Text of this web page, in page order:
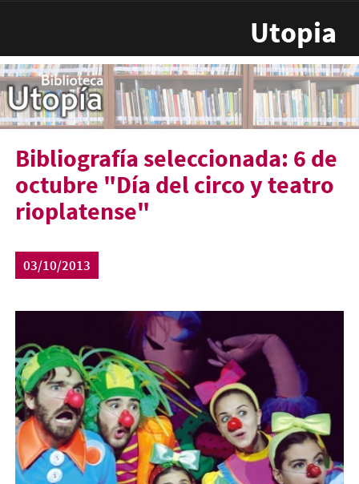
Utopia
Bibliografía seleccionada: 6 de
octubre "Día del circo y teatro
rioplatense"
03/10/2013
circo-450x280.jpg